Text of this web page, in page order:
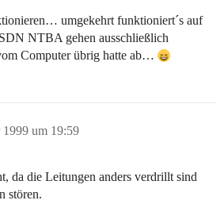
umgekehrt funktioniert´s auf
NTBA gehen ausschließlich
Computer übrig hatte ab…
um 19:59
da die Leitungen anders verdrillt sind
stören.